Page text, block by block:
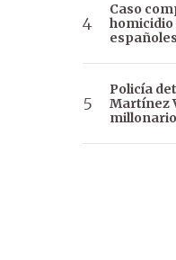
Caso
homicidio
Policía
Martínez